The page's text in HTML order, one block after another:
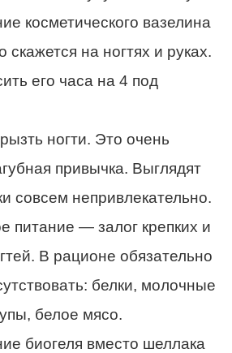
косметического вазелина
скажется на ногтях и руках.
его часа на 4 под
ногти. Это очень
привычка. Выглядят
совсем непривлекательно.
питание — залог крепких и
В рационе обязательно
белки, молочные
белое мясо.
биогеля вместо шеллака